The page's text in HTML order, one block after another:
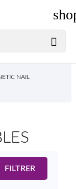

NAIL
FILTRER